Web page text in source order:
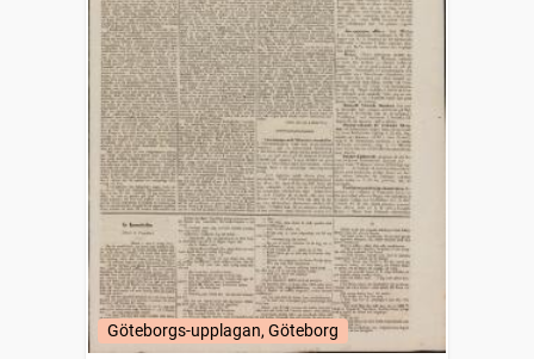
Göteborgs-upplagan, Göteborg